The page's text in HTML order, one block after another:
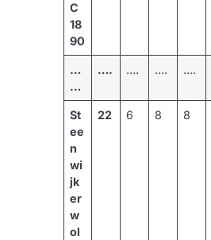
C
18
90
…
…
…. …. …. ….
St
ee
n
wi
jk
er
w
ol
22 6 8 8